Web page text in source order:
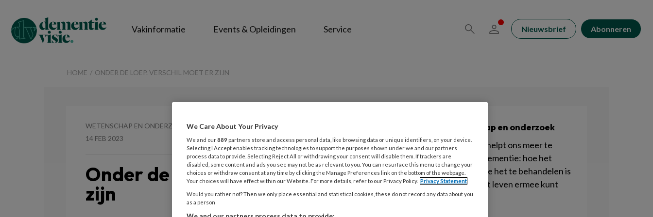
Vakinformatie Events & Opleidingen Service Nieuwsbrief Abonneren
HOME ONDER DE LOEP. VERSCHIL MOET ER ZIJN
WETENSCHAP EN ONDERZOEK
14 FEB 2023
Opslaan Reacties 0 Delen
Onder de Loep. Verschil moet er
zijn
Wetenschap en onderzoek
Onderzoek helpt ons meer te
leren over dementie: hoe het
ontstaat, hoe het te behandelen is
en hoe je het leven ermee kunt
verbeteren.
We Care About Your Privacy
We and our889 partners store and access personal data, like browsing data or unique identifiers, on your device.
Selecting I Accept enables tracking technologies to support the purposes shown under we and our partners
process data to provide. Selecting Reject All or withdrawing your consent will disable them. If trackers are
disabled, some content and ads you see may not be as relevant to you. You can resurface this menu to change your
choices or withdraw consent at any time by clicking the Manage Preferences link on the bottom of the webpage.
Your choices will have effect within our Website. For more details, refer to our Privacy Policy. Privacy Statement
Would you rather not? Then we only place essential and statistical cookies, these do not record any data about you
as a person